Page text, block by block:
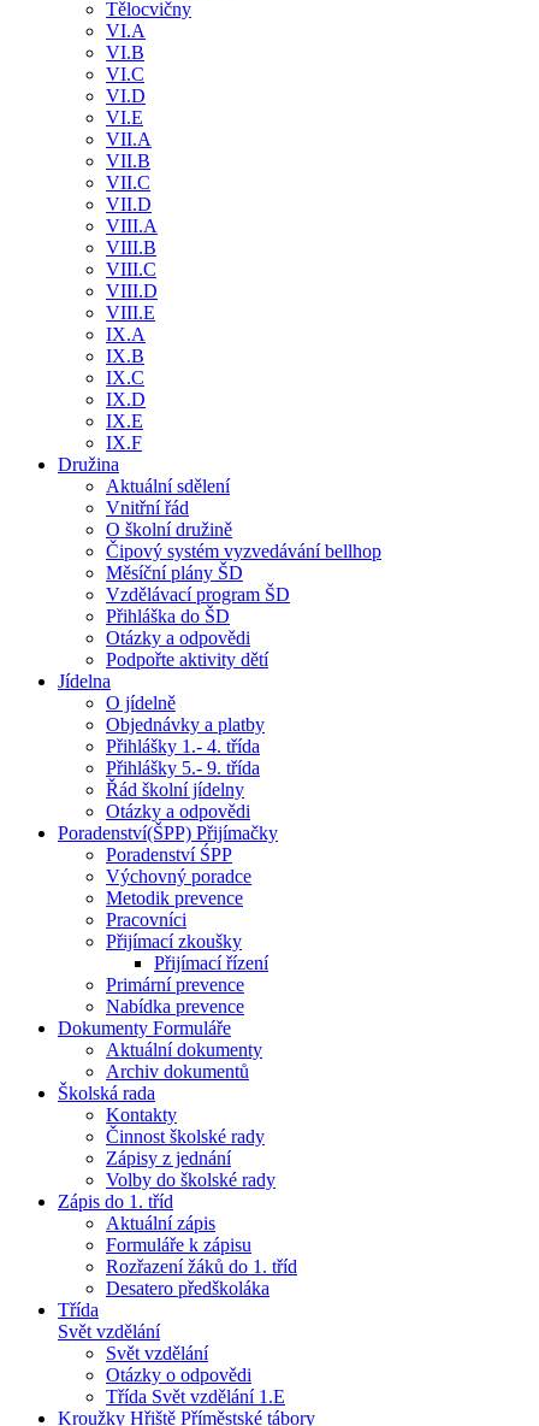
Tělocvičny
VI.A
VI.B
VI.C
VI.D
VI.E
VII.A
VII.B
VII.C
VII.D
VIII.A
VIII.B
VIII.C
VIII.D
VIII.E
IX.A
IX.B
IX.C
IX.D
IX.E
IX.F
Družina
Aktuální sdělení
Vnitřní řád
O školní družině
Čipový systém vyzvedávání bellhop
Měsíční plány ŠD
Vzdělávací program ŠD
Přihláška do ŠD
Otázky a odpovědi
Podpořte aktivity dětí
Jídelna
O jídelně
Objednávky a platby
Přihlášky 1.- 4. třída
Přihlášky 5.- 9. třída
Řád školní jídelny
Otázky a odpovědi
Poradenství(ŠPP) Přijímačky
Poradenství ŚPP
Výchovný poradce
Metodik prevence
Pracovníci
Přijímací zkoušky
Přijímací řízení
Primární prevence
Nabídka prevence
Dokumenty Formuláře
Aktuální dokumenty
Archiv dokumentů
Školská rada
Kontakty
Činnost školské rady
Zápisy z jednání
Volby do školské rady
Zápis do 1. tříd
Aktuální zápis
Formuláře k zápisu
Rozřazení žáků do 1. tříd
Desatero předškoláka
Třída
Svět vzdělání
Svět vzdělání
Otázky o odpovědi
Třída Svět vzdělání 1.E
Kroužky Hřiště Příměstské tábory